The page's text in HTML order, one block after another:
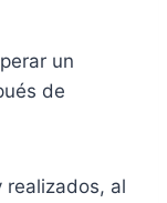
un
de
realizados, al